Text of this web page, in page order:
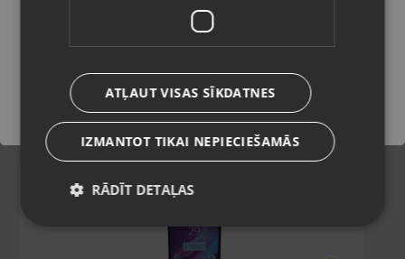
Stāvoklis Lietots (Garantija 6 mēneši)
105.00 €
4.77€/mēn.
Saglabāt
ATĻAUT VISAS SĪKDATNES
IZMANTOT TIKAI NEPIECIEŠAMĀS
RĀDĪT DETAĻAS